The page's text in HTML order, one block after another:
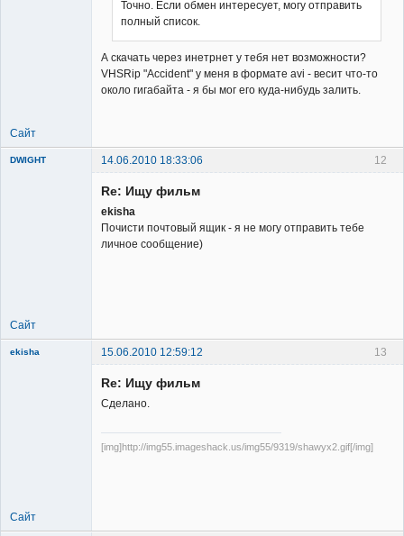
Точно. Если обмен интересует, могу отправить
полный список.
А скачать через инетрнет у тебя нет возможности?
VHSRip "Accident" у меня в формате avi - весит что-то
около гигабайта - я бы мог его куда-нибудь залить.
Сайт
12
DWIGHT 14.06.2010 18:33:06
Re: Ищу фильм
ekisha
Почисти почтовый ящик - я не могу отправить тебе
личное сообщение)
Сайт
13
ekisha 15.06.2010 12:59:12
Re: Ищу фильм
Сделано.
[img]http://img55.imageshack.us/img55/9319/shawyx2.gif[/img]
Сайт